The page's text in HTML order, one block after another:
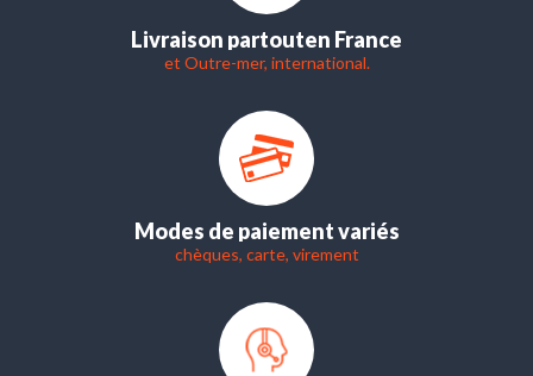
Livraison partouten France
et Outre-mer, international.
Modes de paiement variés
chèques, carte, virement